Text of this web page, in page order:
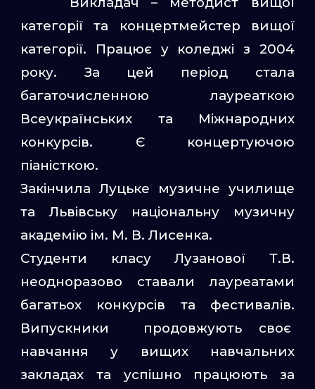
категорії та концертмейстер вищої
категорії. Працює у коледжі з 2004
року. За цей період стала
багаточисленною лауреаткою
Всеукраїнських та Міжнародних
конкурсів. Є концертуючою
піаністкою.
Закінчила Луцьке музичне училище
та Львівську національну музичну
академію ім. М. В. Лисенка.
Студенти класу Лузанової Т.В.
неодноразово ставали лауреатами
багатьох конкурсів та фестивалів.
Випускники продовжують своє
навчання у вищих навчальних
закладах та успішно працюють за